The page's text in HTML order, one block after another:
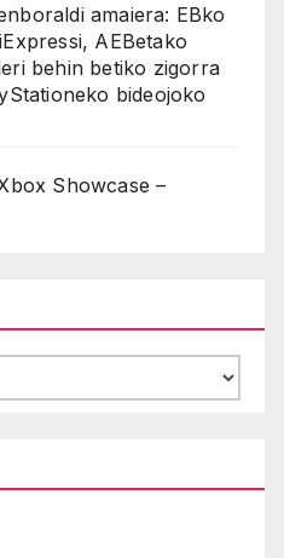
amaiera: EBko
AEBetako
behin betiko zigorra
bideojoko
Showcase –